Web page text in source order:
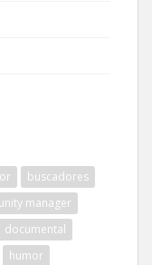
buscadores
manager
documental
humor